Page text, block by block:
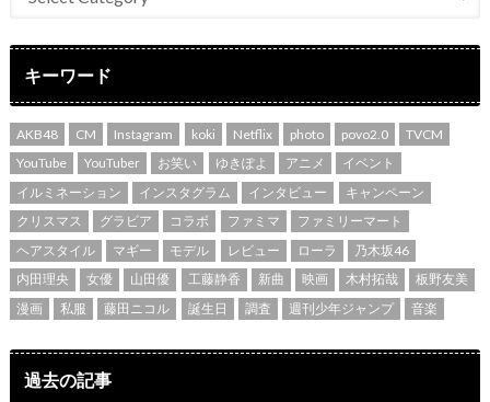
キーワード
AKB48 CM Instagram koki Netflix photo povo2.0
TVCM
YouTube
YouTuber お笑い ゆきぽよ アニメ
イベント
イルミネーション
インスタグラム インタビュー
キャンペーン
クリスマス
グラビア コラボ ファミマ
ファミリーマート
ヘアスタイル
マギー モデル レビュー ローラ
乃木坂46
内田理央
女優 山田優 工藤静香 新曲 映画 木村拓哉
板野友美
漫画
私服 藤田ニコル 誕生日 調査 週刊少年ジャンプ 音楽
過去の記事